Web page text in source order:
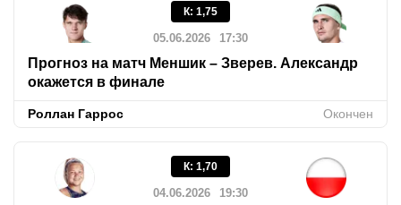
К: 1,75
05.06.2026 17:30
Прогноз на матч Меншик – Зверев. Александр
окажется в финале
Роллан Гаррос Окончен
К: 1,70
04.06.2026 19:30